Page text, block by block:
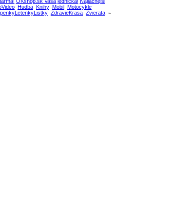
Hudba Knihy Mobil Motocykle
ZdravieKrasa Zvierata »